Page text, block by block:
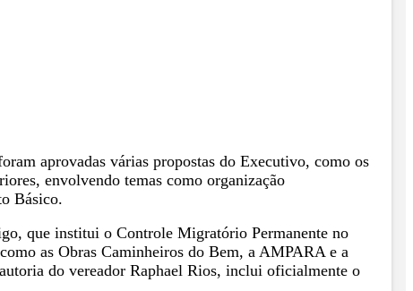
aprovadas várias propostas do Executivo, como os
envolvendo temas como organização
Básico.
que institui o Controle Migratório Permanente no
as Obras Caminheiros do Bem, a AMPARA e a
do vereador Raphael Rios, inclui oficialmente o